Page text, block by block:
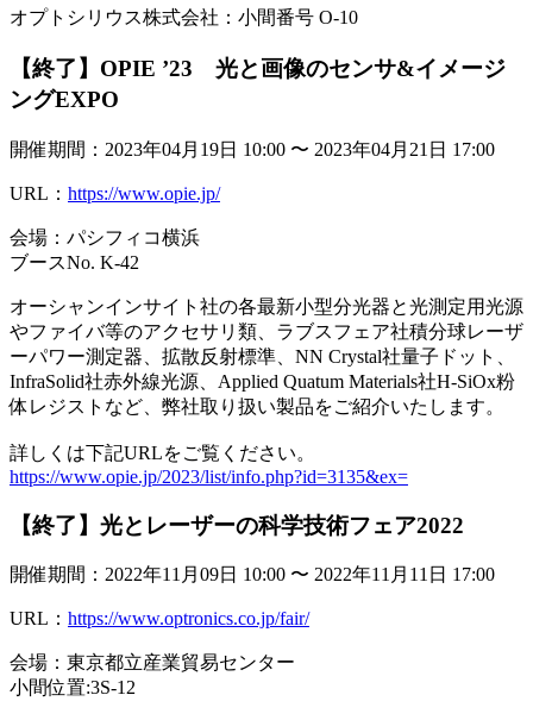
オプトシリウス株式会社：小間番号 O-10
【終了】OPIE ’23 光と画像のセンサ&イメージ
ングEXPO
開催期間：2023年04月19日 10:00 〜 2023年04月21日 17:00
URL： https://www.opie.jp/
会場：パシフィコ横浜
ブースNo. K-42
オーシャンインサイト社の各最新小型分光器と光測定用光源
やファイバ等のアクセサリ類、ラブスフェア社積分球レーザ
ーパワー測定器、拡散反射標準、NN Crystal社量子ドット、
InfraSolid社赤外線光源、Applied Quatum Materials社H-SiOx粉
体レジストなど、弊社取り扱い製品をご紹介いたします。
詳しくは下記URLをご覧ください。
https://www.opie.jp/2023/list/info.php?id=3135&ex=
【終了】光とレーザーの科学技術フェア2022
開催期間：2022年11月09日 10:00 〜 2022年11月11日 17:00
URL： https://www.optronics.co.jp/fair/
会場：東京都立産業貿易センター
小間位置:3S-12